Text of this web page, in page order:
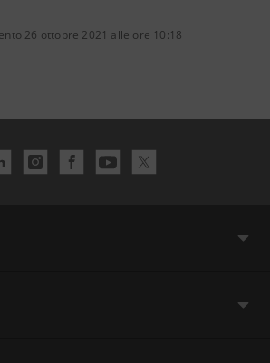
26 ottobre 2021 alle ore 10:18